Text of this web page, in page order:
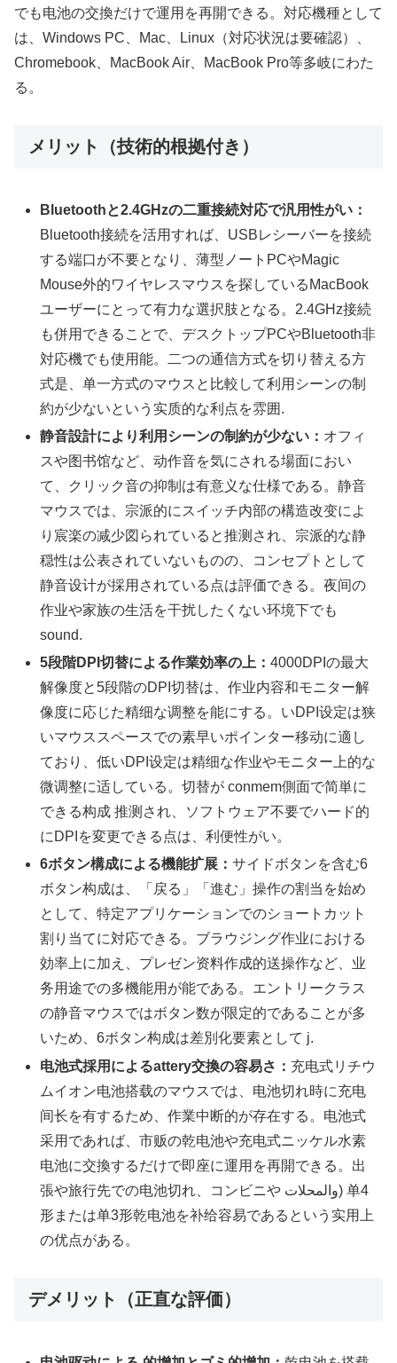
でも电池の交換だけで運用を再開できる。対応機種として
は、Windows PC、Mac、Linux（対応状況は要確認）、
Chromebook、MacBook Air、MacBook Pro等多岐にわた
る。
メリット（技術的根拠付き）
Bluetoothと2.4GHzの二重接続対応で汎用性がい：
Bluetooth接続を活用すれば、USBレシーバーを接続
する端口が不要となり、薄型ノートPCやMagic
Mouse外的ワイヤレスマウスを探しているMacBook
ユーザーにとって有力な選択肢となる。2.4GHz接続
も併用できることで、デスクトップPCやBluetooth非
対応機でも使用能。二つの通信方式を切り替える方
式是、单一方式のマウスと比較して利用シーンの制
約が少ないという实质的な利点を雰囲.
静音設計により利用シーンの制約が少ない： オフィ
スや图书馆など、动作音を気にされる場面におい
て、クリック音の抑制は有意义な仕様である。静音
マウスでは、宗派的にスイッチ内部の構造改变によ
り宸楽の减少図られていると推测され、宗派的な静
穏性は公表されていないものの、コンセプトとして
静音设计が採用されている点は評価できる。夜间の
作业や家族の生活を干扰したくない环境下でも
sound.
5段階DPI切替による作業効率の上：4000DPIの最大
解像度と5段階のDPI切替は、作业内容和モニター解
像度に応じた精细な调整を能にする。いDPI设定は狭
いマウススペースでの素早いポインター移动に適し
ており、低いDPI设定は精细な作业やモニター上的な
微调整に适している。切替が conmem側面で简単に
できる构成 推测され、ソフトウェア不要でハード的
にDPIを変更できる点は、利便性がい。
6ボタン構成による機能扩展：サイドボタンを含む6
ボタン构成は、「戻る」「進む」操作の割当を始め
として、特定アプリケーションでのショートカット
割り当てに対応できる。ブラウジング作业における
効率上に加え、プレゼン资料作成的送操作など、业
务用途での多機能用が能である。エントリークラス
の静音マウスではボタン数が限定的であることが多
いため、6ボタン构成は差別化要素として ј.
电池式採用によるattery交換の容易さ： 充电式リチウ
ムイオン电池搭载のマウスでは、电池切れ時に充电
间长を有するため、作業中断的が存在する。电池式
采用であれば、市贩の乾电池や充电式ニッケル水素
电池に交換するだけで即座に運用を再開できる。出
張や旅行先での电池切れ、コンビニや والمحلات) 单4
形または单3形乾电池を补给容易であるという实用上
の优点がある。
デメリット（正直な評価）